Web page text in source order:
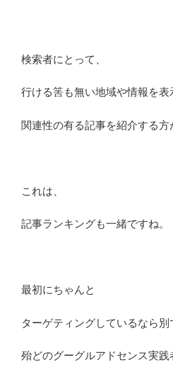
検索者にとって、
行ける筈も無い地域や情報を表
関連性の有る記事を紹介する方
これは、
記事ランキングも一緒ですね。
最初にちゃんと
ターゲティングしているなら別
殆どのグーグルアドセンス実践